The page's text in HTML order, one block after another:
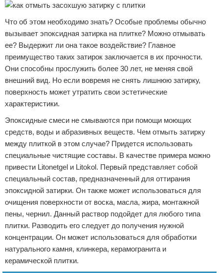
Что об этом необходимо знать? Особые проблемы обычно
вызывает эпоксидная затирка на плитке? Можно отмывать
ее? Выдержит ли она такое воздействие? Главное
преимущество таких затирок заключается в их прочности.
Они способны прослужить более 30 лет, не меняя свой
внешний вид. Но если вовремя не снять лишнюю затирку,
поверхность может утратить свои эстетические
характеристики.
Эпоксидные смеси не смываются при помощи моющих
средств, воды и абразивных веществ. Чем отмыть затирку
между плиткой в этом случае? Придется использовать
специальные чистящие составы. В качестве примера можно
привести Litonetgel и Litokol. Первый представляет собой
специальный состав, предназначенный для оттирания
эпоксидной затирки. Он также может использоваться для
очищения поверхности от воска, масла, жира, монтажной
пены, чернил. Данный раствор подойдет для любого типа
плитки. Разводить его следует до получения нужной
концентрации. Он может использоваться для обработки
натурального камня, клинкера, керамогранита и
керамической плитки.